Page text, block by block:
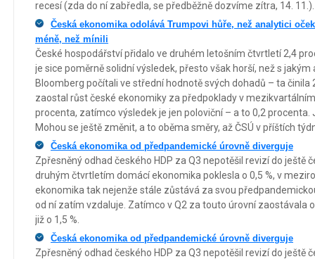
recesí (zda do ní zabředla, se předběžně dozvíme zítra, 14. 11.).
Česká ekonomika odolává Trumpovi hůře, než analytici
méně, než mínili
České hospodářství přidalo ve druhém letošním čtvrtletí 2,4
je sice poměrně solidní výsledek, přesto však horší, než s
Bloomberg počítali ve střední hodnotě svých dohadů – ta činila
zaostal růst české ekonomiky za předpoklady v
procenta, zatímco výsledek je jen poloviční – a to 0,2 procenta.
Mohou se ještě změnit, a to oběma směry, až ČSÚ v příštích
Česká ekonomika od předpandemické úrovně diverguje
Zpřesněný odhad českého HDP za Q3 nepotěšil revizí do ještě
druhým čtvrtletím domácí ekonomika poklesla o 0,5 %, v
ekonomika tak nejenže stále zůstává za svou
od ní zatím vzdaluje. Zatímco v Q2 za touto úrovní zaostávala
již o 1,5 %.
Česká ekonomika od předpandemické úrovně diverguje
Zpřesněný odhad českého HDP za Q3 nepotěšil revizí do ještě